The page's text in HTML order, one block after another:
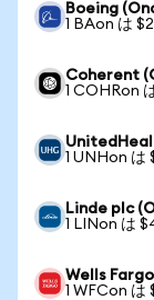
Boeing
1 BAon は
Coherent
1 COHRon
1 UNHon は
Linde plc
1 LINon は
Wells
1 WFCon は